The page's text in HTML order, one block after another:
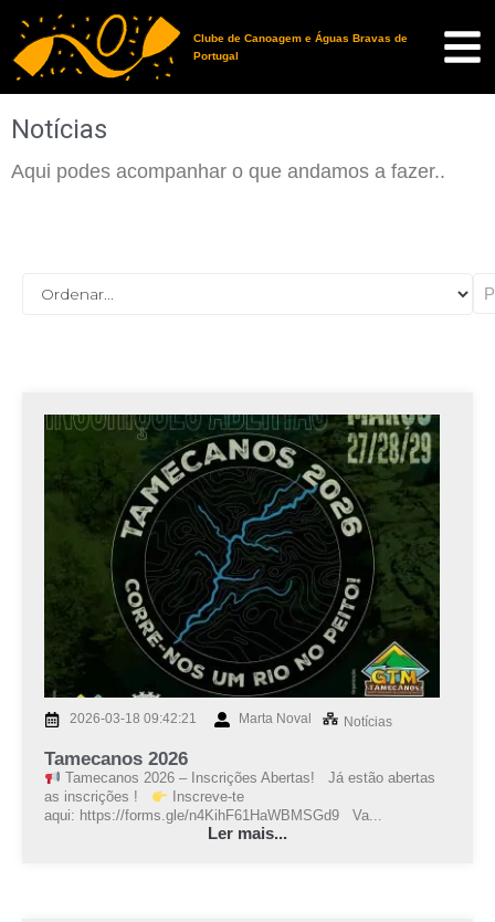
Clube de Canoagem e Águas Bravas de
Portugal
Notícias
Aqui podes acompanhar o que andamos a fazer..
2026-03-18 09:42:21 Marta Noval Notícias
Tamecanos 2026
Tamecanos 2026 – Inscrições Abertas! Já estão abertas
as inscrições !
Inscreve-te
aqui: https://forms.gle/n4KihF61HaWBMSGd9 Va...
Ler mais...